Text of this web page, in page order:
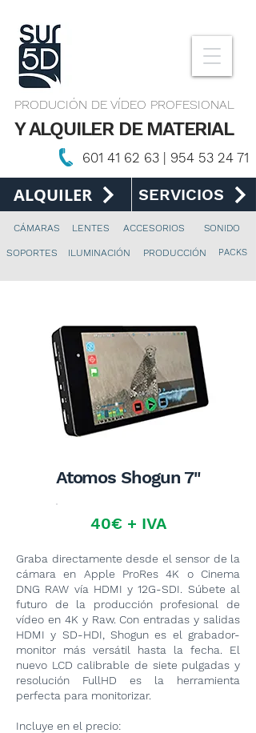
PRODUCIÓN DE VÍDEO PROFESIONAL
601 41 62 63 954 53 24 71
ALQUILER SERVICIOS
CÁMARAS
SOPORTES
LENTES ACCESORIOS SONIDO
ILUMINACIÓN PRODUCCIÓN PACKS
Y ALQUILER DE MATERIAL
Atomos Shogun 7"
40€ + IVA
Graba directamente desde el sensor de la
cámara en Apple ProRes 4K o Cinema
DNG RAW vía HDMI y 12G-SDI. Súbete al
futuro de la producción profesional de
vídeo en 4K y Raw. Con entradas y salidas
HDMI y SD-HDI, Shogun es el grabador-
monitor más versátil hasta la fecha. El
nuevo LCD calibrable de siete pulgadas y
resolución FullHD es la herramienta
perfecta para monitorizar.
Incluye en el precio: